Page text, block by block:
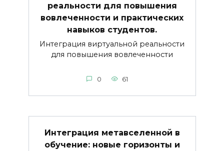
реальности для повышения
вовлеченности и практических
навыков студентов.
Интеграция виртуальной реальности
для повышения вовлеченности
0 61
Интеграция метавселенной в
обучение: новые горизонты и